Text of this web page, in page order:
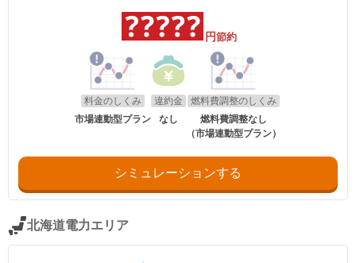
円節約
料金のしくみ
市場連動型プラン
違約金
なし
燃料費調整のしくみ
燃料費調整なし
（市場連動型プラン）
シミュレーションする
北海道電力エリア